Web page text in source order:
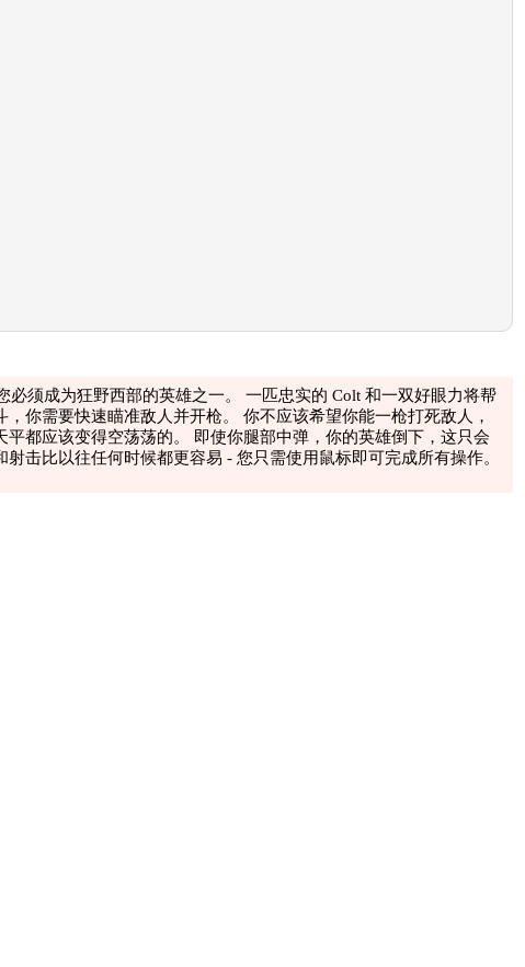
须成为狂野西部的英雄之一。 一匹忠实的 Colt 和一双好眼力将帮
你需要快速瞄准敌人并开枪。 你不应该希望你能一枪打死敌人，
都应该变得空荡荡的。 即使你腿部中弹，你的英雄倒下，这只会
比以往任何时候都更容易 - 您只需使用鼠标即可完成所有操作。